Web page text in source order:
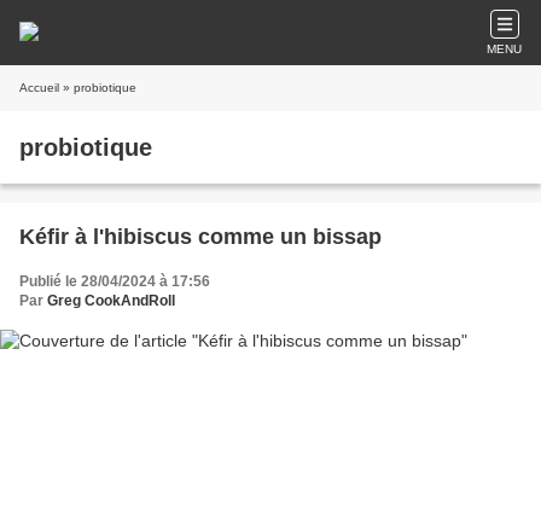
MENU
Accueil » probiotique
probiotique
Kéfir à l'hibiscus comme un bissap
Publié le 28/04/2024 à 17:56
Par Greg CookAndRoll